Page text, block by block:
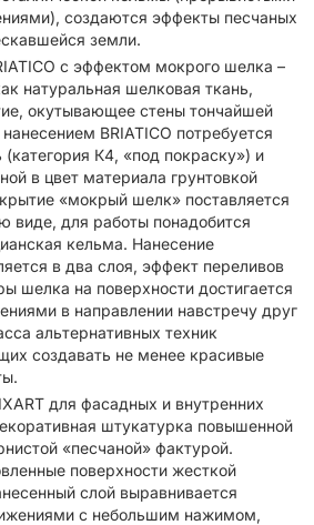
создаются эффекты песчаных
земли.
с эффектом мокрого шелка –
натуральная шелковая ткань,
окутывающее стены тончайшей
BRIATICO потребуется
К4, «под покраску») и
в цвет материала грунтовкой
«мокрый шелк» поставляется
виде, для работы понадобится
кельма. Нанесение
в два слоя, эффект переливов
шелка на поверхности достигается
в направлении навстречу друг
альтернативных техник
создавать не менее красивые
для фасадных и внутренних
штукатурка повышенной
«песчаной» фактурой.
поверхности жесткой
слой выравнивается
с небольшим нажимом,